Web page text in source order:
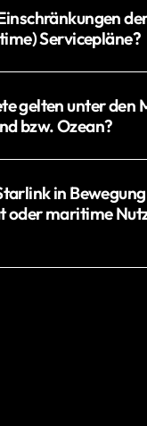
Servicepläne?
gelten unter den
bzw. Ozean?
in
oder maritime